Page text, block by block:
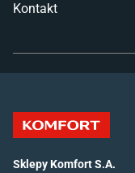
Kontakt
Sklepy Komfort S.A.